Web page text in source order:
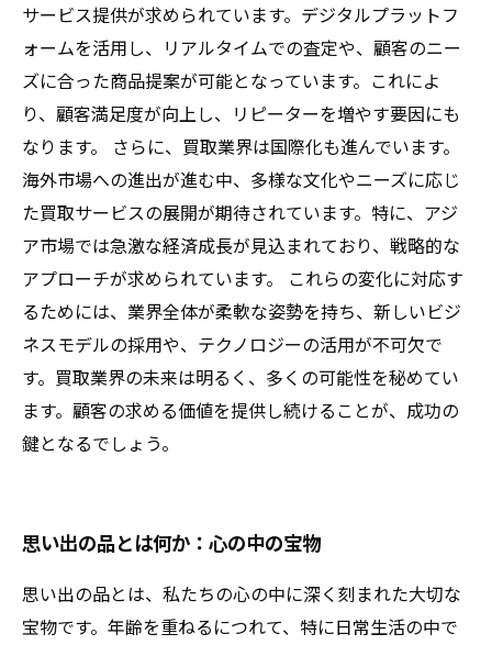
サービス提供が求められています。デジタルプラットフ
ォームを活用し、リアルタイムでの査定や、顧客のニー
ズに合った商品提案が可能となっています。これによ
り、顧客満足度が向上し、リピーターを増やす要因にも
なります。 さらに、買取業界は国際化も進んでいます。
海外市場への進出が進む中、多様な文化やニーズに応じ
た買取サービスの展開が期待されています。特に、アジ
ア市場では急激な経済成長が見込まれており、戦略的な
アプローチが求められています。 これらの変化に対応す
るためには、業界全体が柔軟な姿勢を持ち、新しいビジ
ネスモデルの採用や、テクノロジーの活用が不可欠で
す。買取業界の未来は明るく、多くの可能性を秘めてい
ます。顧客の求める価値を提供し続けることが、成功の
鍵となるでしょう。
思い出の品とは何か：心の中の宝物
思い出の品とは、私たちの心の中に深く刻まれた大切な
宝物です。年齢を重ねるにつれて、特に日常生活の中で